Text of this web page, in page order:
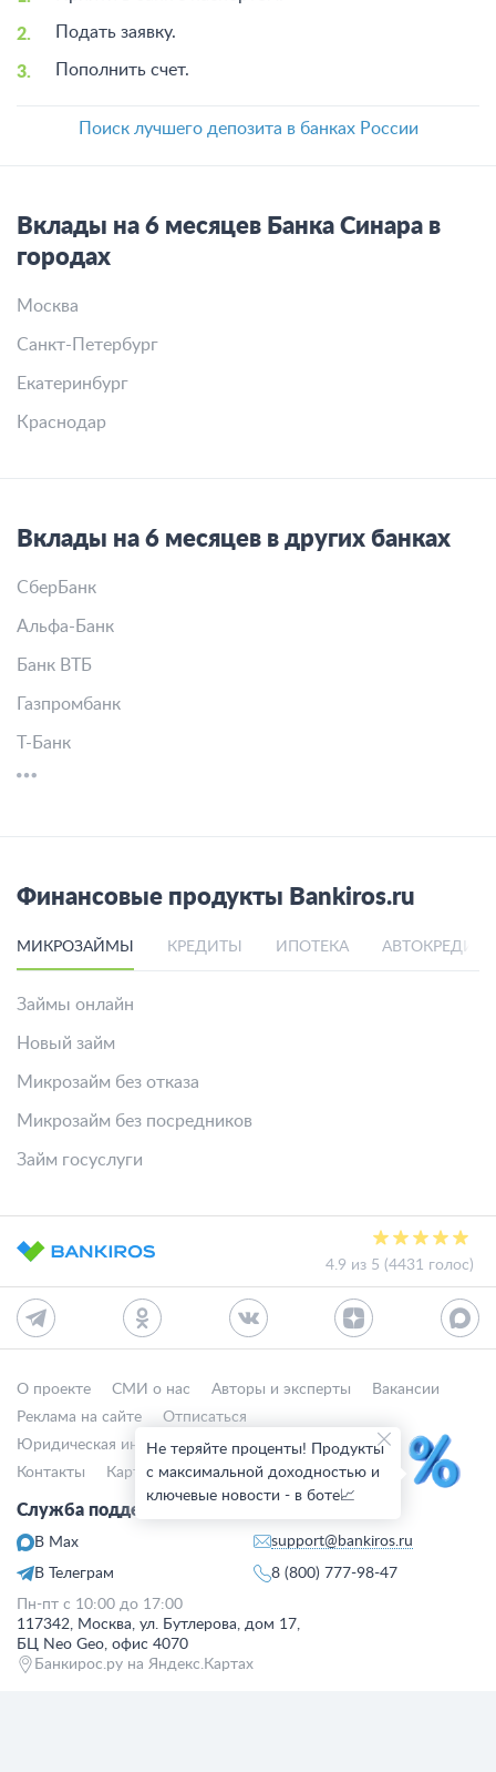
Подать заявку.
Пополнить счет.
Поиск лучшего депозита в банках России
Вклады на 6 месяцев Банка Синара в
городах
Москва
Санкт-Петербург
Екатеринбург
Краснодар
Вклады на 6 месяцев в других банках
СберБанк
Альфа-Банк
Банк ВТБ
Газпромбанк
Т-Банк
Финансовые продукты Bankiros.ru
МИКРОЗАЙМЫ КРЕДИТЫ ИПОТЕКА
Займы онлайн
Новый займ
Микрозайм без отказа
Микрозайм без посредников
Займ госуслуги
4.9 из 5 (4431 голос)
О проекте СМИ о нас Авторы и эксперты
Вакансии
Реклама на сайте
Отписаться
Юридическая информация
Персональные данные
Контакты
Карта сайта Деятельность в IT
Служба поддержки клиентов:
В Max
В Телеграм
support@bankiros.ru
8 (800) 777-98-47
Пн-пт с 10:00 до 17:00
117342, Москва, ул. Бутлерова, дом 17,
БЦ Neo Geo, офис 4070
Банкирос.ру на Яндекс.Картах
Не теряйте проценты! Продукты
с максимальной доходностью и
ключевые новости - в боте📈